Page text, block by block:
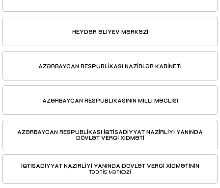
HEYDƏR ƏLİYEV MƏRKƏZİ
AZƏRBAYCAN RESPUBLİKASI NAZİRLƏR KABİNETİ
AZƏRBAYCAN RESPUBLİKASININ MİLLİ MƏCLİSİ
AZƏRBAYCAN RESPUBLİKASI İQTİSADİYYAT NAZİRLİYİ YANINDA
DÖVLƏT VERGİ XİDMƏTİ
İQTİSADİYYAT NAZİRLİYİ YANINDA DÖVLƏT VERGİ XİDMƏTİNİN
TƏDRİS MƏRKƏZİ